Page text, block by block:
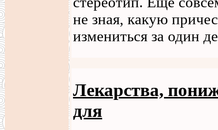
не зная, какую
измениться за один
Лекарства,
для